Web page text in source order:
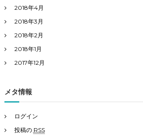
2018年4月
2018年3月
2018年2月
2018年1月
2017年12月
メタ情報
ログイン
投稿の RSS